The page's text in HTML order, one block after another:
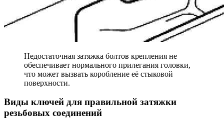
Недостаточная затяжка болтов крепления не
обеспечивает нормального прилегания головки,
что может вызвать коробление её стыковой
поверхности.
Виды ключей для правильной затяжки
резьбовых соединений